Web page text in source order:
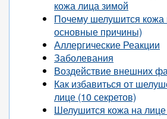
кожа лица зимой
Почему шелушится кожа
основные причины)
Аллергические Реакции
Заболевания
Воздействие внешних
Как избавиться от
лице (10 секретов)
Шелушится кожа на